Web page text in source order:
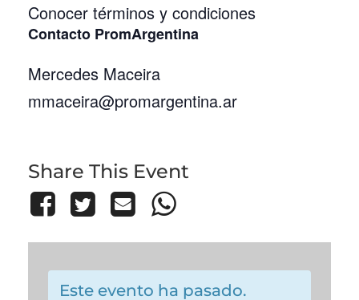
Conocer términos y condiciones
Contacto PromArgentina
Mercedes Maceira
mmaceira@promargentina.ar
Share This Event
Este evento ha pasado.